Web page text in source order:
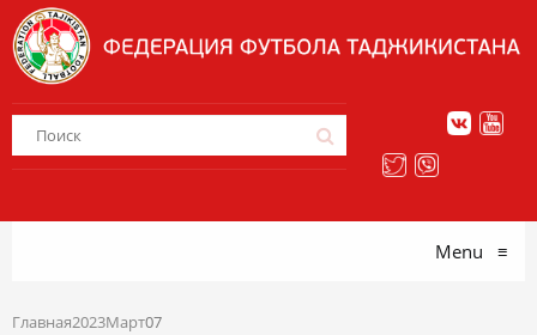
Menu ≡
Главная2023Март07